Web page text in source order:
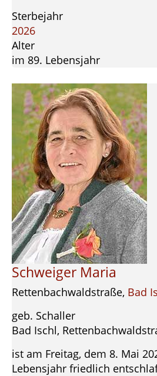
Sterbejahr
2026
Alter
im 89. Lebensjahr
Schweiger Maria
Rettenbachwaldstraße, Bad
geb. Schaller
Bad Ischl,
ist am Freitag, dem 8. Mai
Lebensjahr friedlich